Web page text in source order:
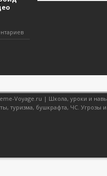
Voyage.ru | Школа, уроки и
туризма, бушкрафта, ЧС. Угрозы